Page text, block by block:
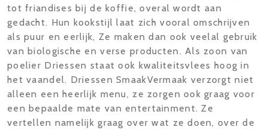
tot friandises bij de koffie, overal wordt aan
gedacht. Hun kookstijl laat zich vooral omschrijven
als puur en eerlijk, Ze maken dan ook veelal gebruik
van biologische en verse producten. Als zoon van
poelier Driessen staat ook kwaliteitsvlees hoog in
het vaandel. Driessen SmaakVermaak verzorgt niet
alleen een heerlijk menu, ze zorgen ook graag voor
een bepaalde mate van entertainment. Ze
vertellen namelijk graag over wat ze doen, over de